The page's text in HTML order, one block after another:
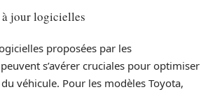
à jour logicielles
proposées par les
s’avérer cruciales pour optimiser
véhicule. Pour les modèles Toyota,